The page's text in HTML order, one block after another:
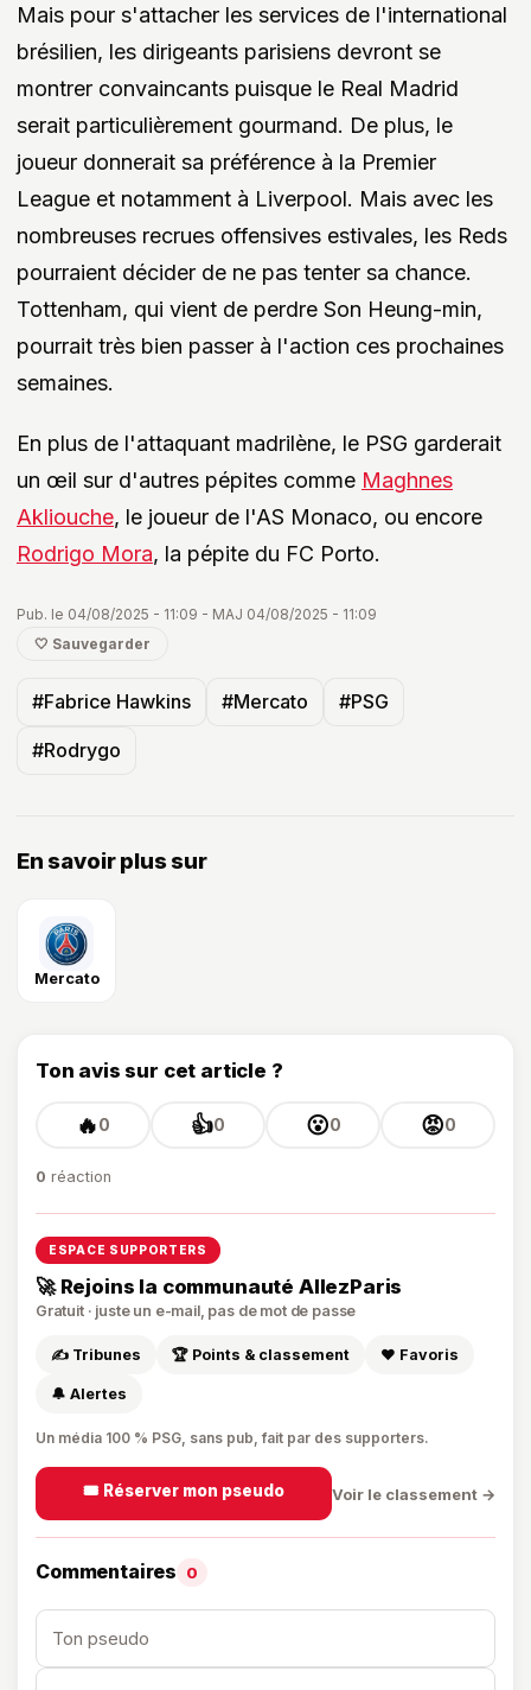
Mais pour s'attacher les services de l'international
brésilien, les dirigeants parisiens devront se
montrer convaincants puisque le Real Madrid
serait particulièrement gourmand. De plus, le
joueur donnerait sa préférence à la Premier
League et notamment à Liverpool. Mais avec les
nombreuses recrues offensives estivales, les Reds
pourraient décider de ne pas tenter sa chance.
Tottenham, qui vient de perdre Son Heung-min,
pourrait très bien passer à l'action ces prochaines
semaines.
En plus de l'attaquant madrilène, le PSG garderait
un œil sur d'autres pépites comme Maghnes
Akliouche, le joueur de l'AS Monaco, ou encore
Rodrigo Mora, la pépite du FC Porto.
Pub. le 04/08/2025 - 11:09 - MAJ 04/08/2025 - 11:09
🤍 Sauvegarder
#Fabrice Hawkins #Mercato #PSG
#Rodrygo
En savoir plus sur
Mercato
Ton avis sur cet article ?
🔥0 👍0 😮0 😡0
0 réaction
ESPACE SUPPORTERS
🚀 Rejoins la communauté AllezParis
Gratuit · juste un e-mail, pas de mot de passe
✍️ Tribunes 🏆 Points & classement ❤️ Favoris
🔔 Alertes
Un média 100 % PSG, sans pub, fait par des supporters.
🎟️ Réserver mon pseudo Voir le classement →
Commentaires 0